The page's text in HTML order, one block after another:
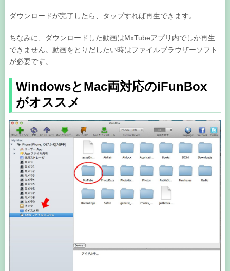
ダウンロードが完了したら、タップすれば再生できます。
ちなみに、ダウンロードした動画はMxTubeアプリ内でしか再生
できません。動画をとりだしたい時はファイルブラウザーソフト
が必要です。
WindowsとMac両対応のiFunBox
がオススメ